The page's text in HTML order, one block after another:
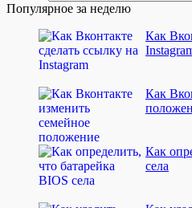
Популярное за неделю
Как
Как
Как
села